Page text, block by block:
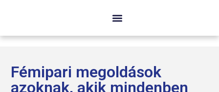
Fémipari megoldások
azoknak, akik mindenben